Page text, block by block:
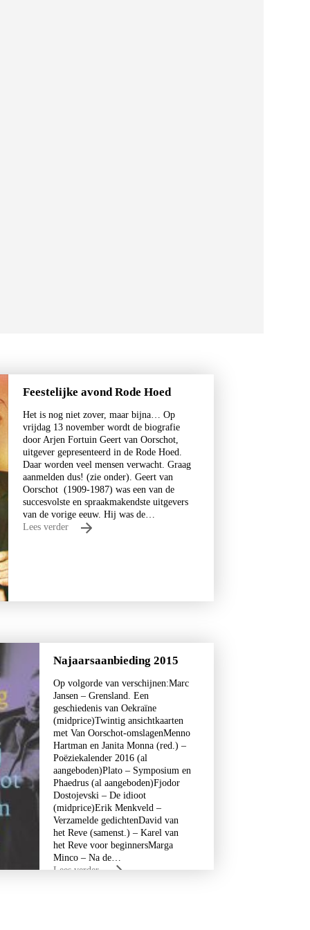
Feestelijke avond Rode Hoed
Het is nog niet zover, maar bijna… Op
vrijdag 13 november wordt de biografie
door Arjen Fortuin Geert van Oorschot,
uitgever gepresenteerd in de Rode Hoed.
Daar worden veel mensen verwacht. Graag
aanmelden dus! (zie onder). Geert van
Oorschot (1909-1987) was een van de
succesvolste en spraakmakendste uitgevers
van de vorige eeuw. Hij was de…
Lees verder
Najaarsaanbieding 2015
Op volgorde van verschijnen:Marc
Jansen – Grensland. Een
geschiedenis van Oekraïne
(midprice)Twintig ansichtkaarten
met Van Oorschot-omslagenMenno
Hartman en Janita Monna (red.) –
Poëziekalender 2016 (al
aangeboden)Plato – Symposium en
Phaedrus (al aangeboden)Fjodor
Dostojevski – De idioot
(midprice)Erik Menkveld –
Verzamelde gedichtenDavid van
het Reve (samenst.) – Karel van
het Reve voor beginnersMarga
Minco – Na de…
Lees verder